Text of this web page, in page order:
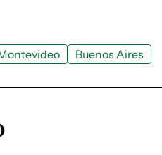
Buenos Aires